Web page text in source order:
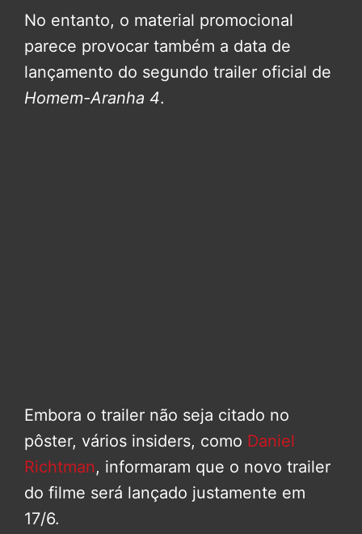
No entanto, o material promocional
parece provocar também a data de
lançamento do segundo trailer oficial de
Homem-Aranha 4.
Embora o trailer não seja citado no
pôster, vários insiders, como Daniel
Richtman, informaram que o novo trailer
do filme será lançado justamente em
17/6.